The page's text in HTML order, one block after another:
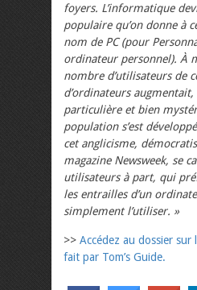
foyers. L’informatique
populaire qu’on donne à
nom de PC (pour
ordinateur personnel). À
nombre d’utilisateurs de
d’ordinateurs
particulière et bien
population s’est
cet anglicisme,
magazine Newsweek, se
utilisateurs à part, qui
les entrailles d’un
simplement l’utiliser. »
>> Accédez au dossier sur
fait par Tom’s Guide.